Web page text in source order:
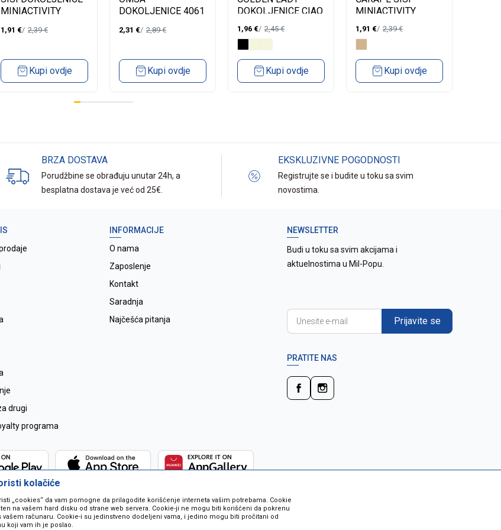
MINIACTIVITY
1,91 € 2,39€
Kupi ovdje
DOKOLJENICE 4061
2,31 € 2,89€
Kupi ovdje
DOKOLJENICE CIAO
1,96 € 2,45€
Kupi ovdje
MINIACTIVITY
1,91 € 2,39€
Kupi ovdje
BRZA DOSTAVA
Porudžbine se obrađuju unutar 24h, a
besplatna dostava je već od 25€.
EKSKLUZIVNE POGODNOSTI
Registrujte se i budite u toku sa svim
novostima.
drugi
programa
INFORMACIJE
O nama
Zaposlenje
Kontakt
Saradnja
Najčešća pitanja
NEWSLETTER
Budi u toku sa svim akcijama i
aktuelnostima u Mil-Popu.
Prijavite se
PRATITE NAS
kolačiće
„cookies“ da vam pomogne da prilagodite korišćenje interneta vašim potrebama. Cookie
na vašem hard disku od strane web servera. Cookie-ji ne mogu biti korišćeni da pokrenu
računaru. Cookie-i su jedinstveno dodeljeni vama, i jedino mogu biti pročitani od
koji vam ih je poslao.